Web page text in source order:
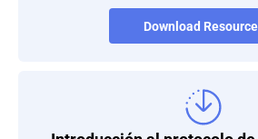
Download